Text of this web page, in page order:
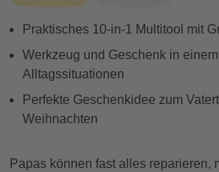
Praktisches 10-in-1 Multitool mit
Werkzeug und Geschenk in
Alltagssituationen
Perfekte Geschenkidee zum
Weihnachten
Papas können fast alles reparieren,